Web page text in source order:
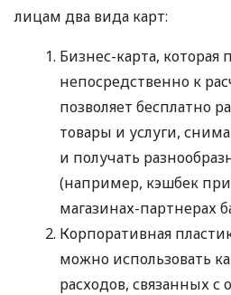
лицам два вида карт:
Бизнес-карта, которая
непосредственно к
позволяет бесплатно
товары и услуги,
и получать
(например, кэшбек при
магазинах-партнерах
Корпоративная
можно использовать
расходов, связанных с